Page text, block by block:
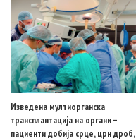
Изведена мултиорганска
трансплантација на органи –
пациенти добија срце, црн дроб,